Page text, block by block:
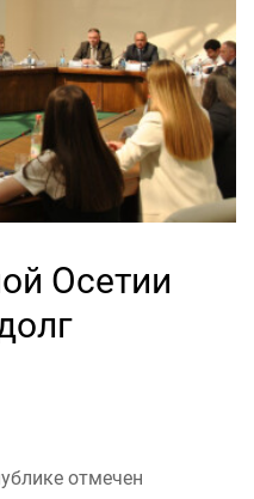
Осетии
отмечен